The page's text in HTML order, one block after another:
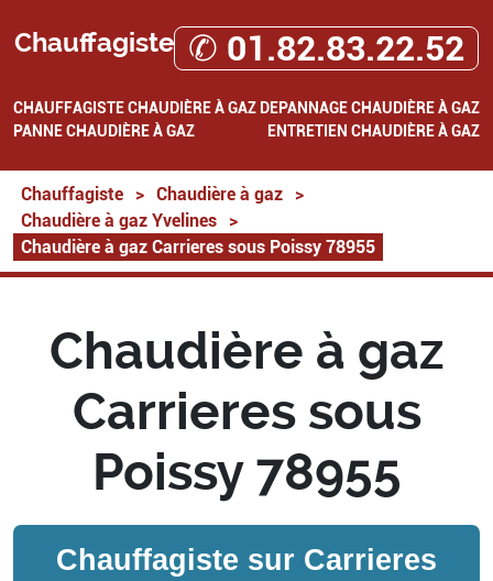
Chauffagiste ✆ 01.82.83.22.52
CHAUFFAGISTECHAUDIÈRE À GAZ DEPANNAGE CHAUDIÈRE À GAZ
PANNE CHAUDIÈRE À GAZ
ENTRETIEN CHAUDIÈRE À GAZ
Chauffagiste > Chaudière à gaz
>
Chaudière à gaz Yvelines
>
Chaudière à gaz Carrieres sous Poissy 78955
Chaudière à gaz
Carrieres sous
Poissy 78955
Chauffagiste sur Carrieres